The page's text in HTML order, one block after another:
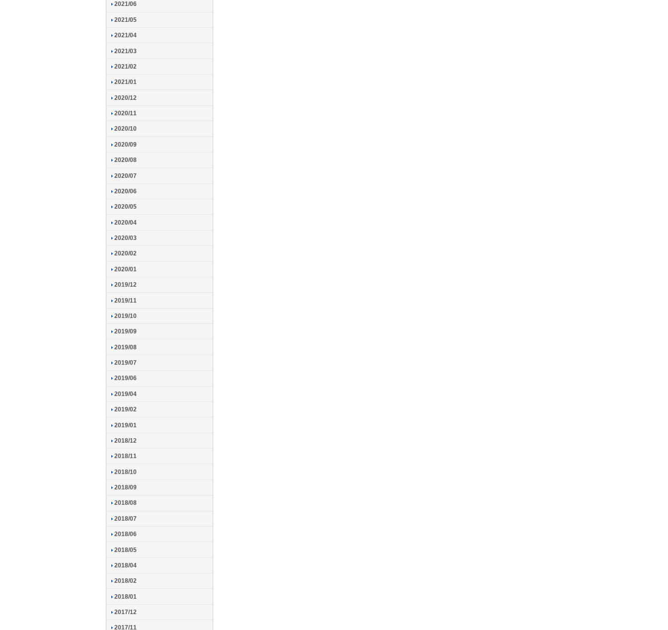
2021/06
2021/05
2021/04
2021/03
2021/02
2021/01
2020/12
2020/11
2020/10
2020/09
2020/08
2020/07
2020/06
2020/05
2020/04
2020/03
2020/02
2020/01
2019/12
2019/11
2019/10
2019/09
2019/08
2019/07
2019/06
2019/04
2019/02
2019/01
2018/12
2018/11
2018/10
2018/09
2018/08
2018/07
2018/06
2018/05
2018/04
2018/02
2018/01
2017/12
2017/11